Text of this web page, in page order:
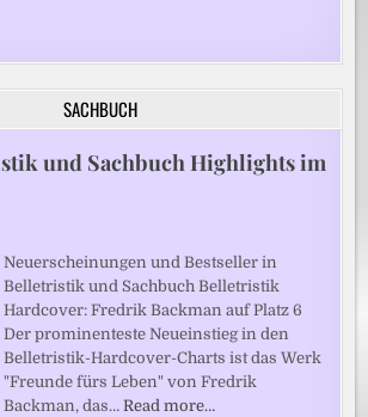
SACHBUCH
und Sachbuch Highlights im
Neuerscheinungen und Bestseller in
Belletristik und Sachbuch Belletristik
Hardcover: Fredrik Backman auf Platz 6
Der prominenteste Neueinstieg in den
Belletristik-Hardcover-Charts ist das Werk
"Freunde fürs Leben" von Fredrik
Backman, das…Read more…